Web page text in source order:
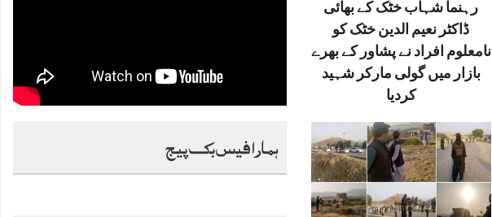
رہنما شہاب خٹک کے بھائی
ڈاکٹر نعیم الدین خٹک کو
نامعلوم افراد نے پشاور کے بھرے
بازار میں گولی مارکر شہید
کردیا
ہمارا فیس بک پیج